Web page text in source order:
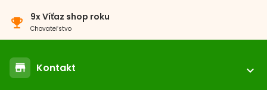
emoji_events 9x Víťaz shop roku
Chovateľstvo
store Kontakt
expand_more